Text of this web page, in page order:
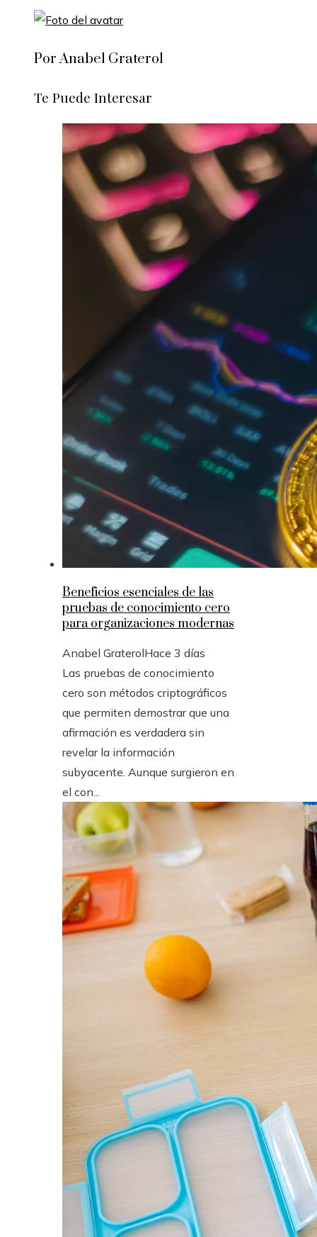
Por Anabel Graterol
Te Puede Interesar
Beneficios esenciales de las
pruebas de conocimiento cero
para organizaciones modernas
Anabel GraterolHace 3 días
Las pruebas de conocimiento
cero son métodos criptográficos
que permiten demostrar que una
afirmación es verdadera sin
revelar la información
subyacente. Aunque surgieron en
el con...